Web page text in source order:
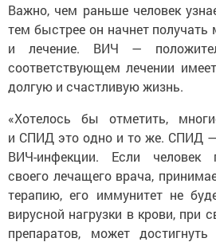
Важно, чем раньше человек
тем быстрее он начнет
и лечение. ВИЧ —
соответствующем лечении
долгую и счастливую жизнь.
«Хотелось бы отметить,
и СПИД это одно и то же. СПИД —
ВИЧ-инфекции. Если человек
своего лечащего врача,
терапию, его иммунитет не
вирусной нагрузки в крови, при
препаратов, может